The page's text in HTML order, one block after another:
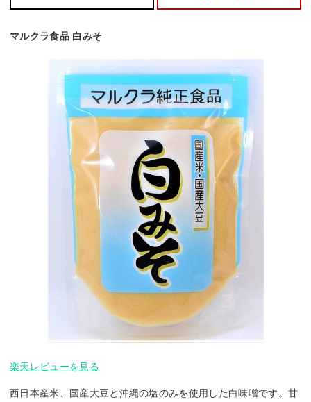
マルクラ食品 白みそ
楽天レビューを見る
西日本産米、国産大豆と沖縄の塩のみを使用した白味噌です。甘